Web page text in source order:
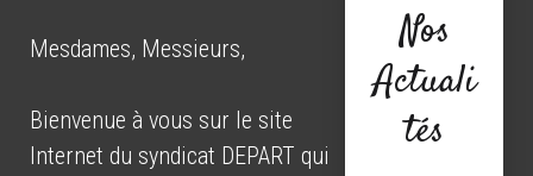
Mesdames, Messieurs,
Bienvenue à vous sur le site
Internet du syndicat DEPART qui
Nos
Actuali
tés